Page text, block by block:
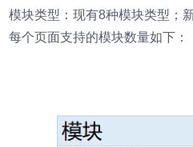
模块类型： 现有8种模块类型；
每个页面支持的模块数量如下：